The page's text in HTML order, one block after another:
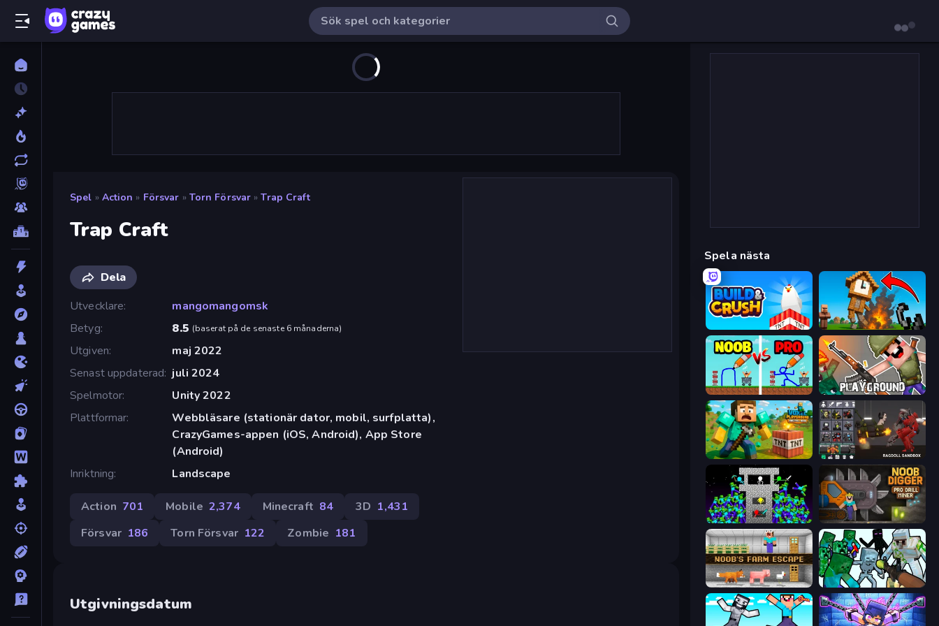
Spel » Action » Försvar » Torn Försvar » Trap Craft
Trap Craft
Dela
Utvecklare
mangomangomsk
Betyg
8.5 (baserat på de senaste 6 månaderna)
Utgiven
maj 2022
Senast uppdaterad juli 2024
Spelmotor
Unity 2022
Plattformar
Webbläsare (stationär dator, mobil, surfplatta),
CrazyGames-appen (iOS, Android), App Store
(Android)
Inriktning
Landscape
Action 701 Mobile 2,374 Minecraft 84 3D 1,431
Försvar 186 Torn Försvar 122 Zombie 181
Utgivningsdatum
Spela nästa
Build and Crush Noob Fuse
DOP Noob: Draw to Save Playground
Voxel Playground: Ragdoll Noob Last Play: Ragdoll Sandbox
Stick Epic Fighter Noob Digger: Pro Drill Miner
Noob's Farm Escape